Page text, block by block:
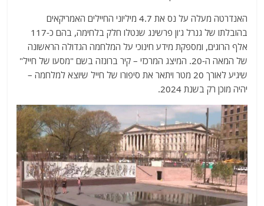
האנדרטה מעלה על נס את 4.7 מיליוני החיילים האמריקאים
בהובלתו של גנרל ג'ון פרשינג שנטלו חלק בלחימה, בהם כ-117
אלף הרוגים, ומספקת מידע חינוכי על המלחמה הגדולה הראשונה
של המאה ה-20. המיצג המרכזי – קיר ברונזה בשם "מסעו של חייל"
שיגיע לאורך 20 מטר ויתאר את סיפורו של חייל שיוצא למלחמה –
יהיה מוכן רק בשנת 2024.